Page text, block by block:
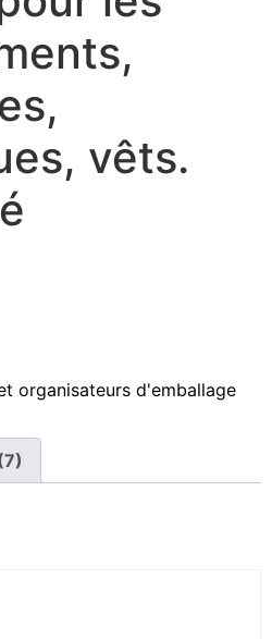
vêts.
organisateurs d'emballage